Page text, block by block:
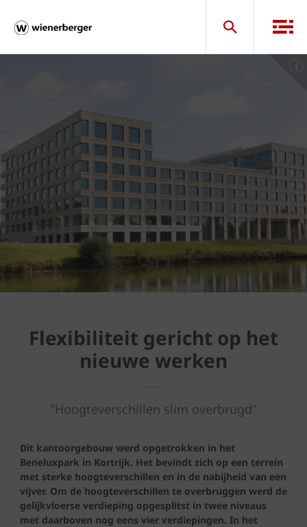
Flexibiliteit gericht op het
nieuwe werken
"Hoogteverschillen slim overbrugd"
Dit kantoorgebouw werd opgetrokken in het
Beneluxpark in Kortrijk. Het bevindt zich op een terrein
met sterke hoogteverschillen en in de nabijheid van een
vijver. Om de hoogteverschillen te overbruggen werd de
gelijkvloerse verdieping opgesplitst in twee niveaus
met daarboven nog eens vier verdiepingen. In het